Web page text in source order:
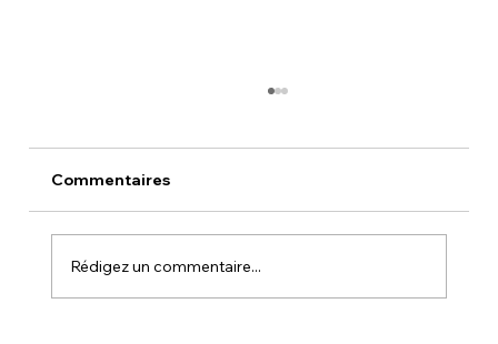
TORRE DEL CALI
Commentaires
Rédigez un commentaire...